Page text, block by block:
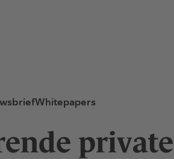
Whitepapers